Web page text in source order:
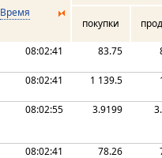
Время
покупки
08:02:41 83.75
08:02:41 1 139.5
08:02:55 3.9199
08:02:41 78.26